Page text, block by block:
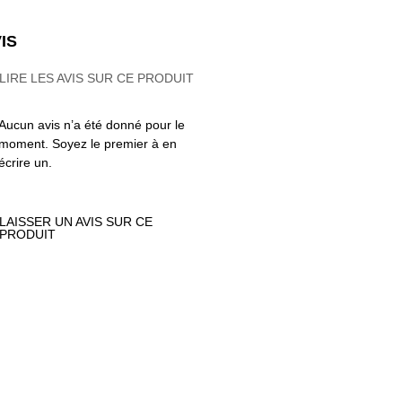
LES AVIS SUR CE PRODUIT
avis n’a été donné pour le
Soyez le premier à en
un.
UN AVIS SUR CE